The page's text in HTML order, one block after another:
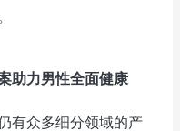
助力男性全面健康
有众多细分领域的产